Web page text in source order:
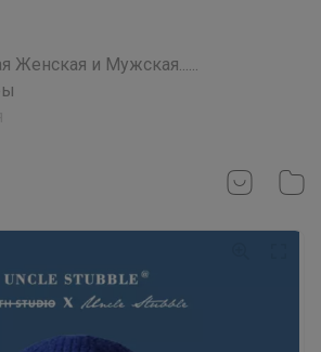
Женская и Мужская......
и отмывается за пару
Sprandi за 2790